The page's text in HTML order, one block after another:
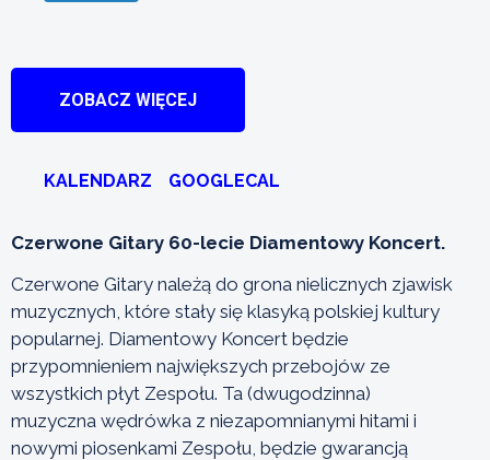
ZOBACZ WIĘCEJ
KALENDARZ GOOGLECAL
Czerwone Gitary 60-lecie Diamentowy Koncert.
Czerwone Gitary należą do grona nielicznych zjawisk
muzycznych, które stały się klasyką polskiej kultury
popularnej. Diamentowy Koncert będzie
przypomnieniem największych przebojów ze
wszystkich płyt Zespołu. Ta (dwugodzinna)
muzyczna wędrówka z niezapomnianymi hitami i
nowymi piosenkami Zespołu, będzie gwarancją